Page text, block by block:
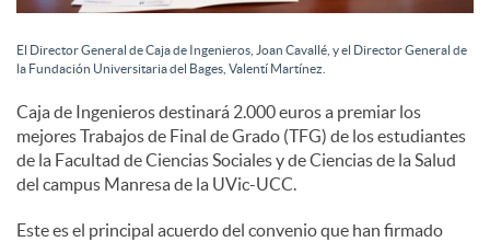
s
El Director General de Caja de Ingenieros, Joan Cavallé, y el Director General de
la Fundación Universitaria del Bages, Valentí Martínez.
Caja de Ingenieros destinará 2.000 euros a premiar los
mejores Trabajos de Final de Grado (TFG) de los estudiantes
de la Facultad de Ciencias Sociales y de Ciencias de la Salud
del campus Manresa de la UVic-UCC.
Este es el principal acuerdo del convenio que han firmado